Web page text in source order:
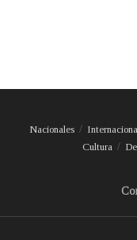
Nacionales
Cultura